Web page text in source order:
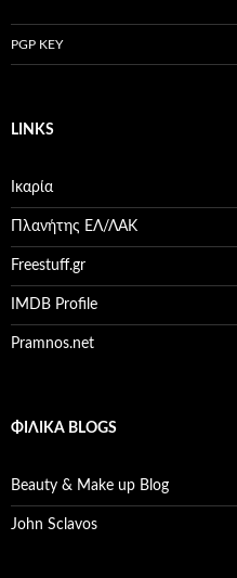
PGP KEY
LINKS
Ικαρία
Πλανήτης ΕΛ/ΛΑΚ
Freestuff.gr
IMDB Profile
Pramnos.net
ΦΙΛΙΚΆ BLOGS
Beauty & Make up Blog
John Sclavos